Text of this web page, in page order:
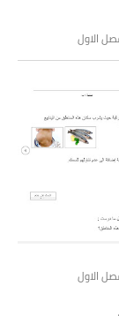
الاول
الاول